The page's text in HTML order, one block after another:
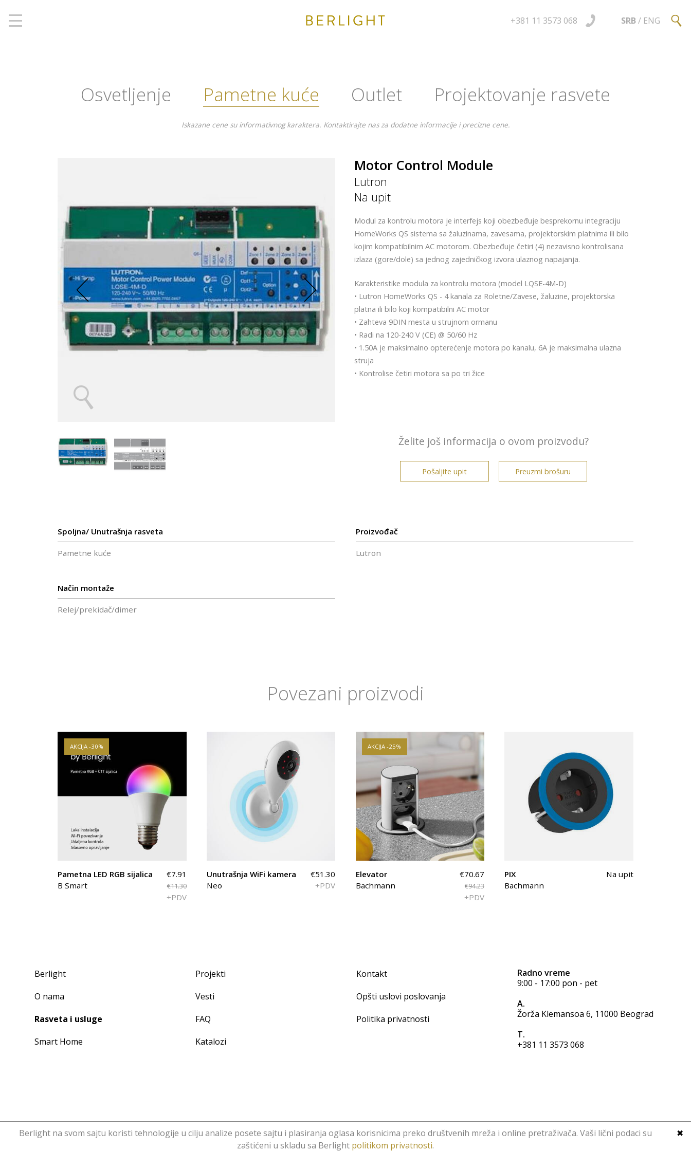
Berlight na svom sajtu koristi tehnologije u cilju analize posete sajtu i plasiranja oglasa korisnicima preko društvenih mreža i online pretraživača. Vaši lični podaci su
zaštićeni u skladu sa Berlight politikom privatnosti.
✖
+381 11 3573 068 SRB/ ENG
Osvetljenje Pametne kuće Outlet Projektovanje rasvete
Iskazane cene su informativnog karaktera. Kontaktirajte nas za dodatne informacije i precizne cene.
Motor Control Module
Lutron
Na upit
Modul za kontrolu motora je interfejs koji obezbeđuje besprekornu integraciju
HomeWorks QS sistema sa žaluzinama, zavesama, projektorskim platnima ili bilo
kojim kompatibilnim AC motorom. Obezbeđuje četiri (4) nezavisno kontrolisana
izlaza (gore/dole) sa jednog zajedničkog izvora ulaznog napajanja.
Karakteristike modula za kontrolu motora (model LQSE-4M-D)
• Lutron HomeWorks QS - 4 kanala za Roletne/Zavese, žaluzine, projektorska
platna ili bilo koji kompatibilni AC motor
• Zahteva 9DIN mesta u strujnom ormanu
• Radi na 120-240 V (CE) @ 50/60 Hz
• 1.50A je maksimalno opterećenje motora po kanalu, 6A je maksimalna ulazna
struja
• Kontrolise četiri motora sa po tri žice
Želite još informacija o ovom proizvodu?
Pošaljite upit Preuzmi brošuru
Spoljna/ Unutrašnja rasveta
Pametne kuće
Proizvođač
Lutron
Način montaže
Relej/prekidač/dimer
Povezani proizvodi
AKCIJA -30%
€7.91
€11.30
+PDV
Pametna LED RGB sijalica
B Smart
€51.30
+PDV
Unutrašnja WiFi kamera
Neo
AKCIJA -25%
€70.67
€94.23
+PDV
Elevator
Bachmann
Na upit
PIX
Bachmann
Berlight
O nama
Rasveta i usluge
Smart Home
Projekti
Vesti
FAQ
Katalozi
Kontakt
Opšti uslovi poslovanja
Politika privatnosti
Radno vreme
9:00 - 17:00 pon - pet
A.
Žorža Klemansoa 6, 11000 Beograd
T.
+381 11 3573 068
Copyright © Berlight. Design 2016.Web DesignHominid.